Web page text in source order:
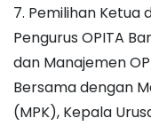
7. Pemilihan Ketua
Pengurus OPITA
dan Manajemen
Bersama dengan
(MPK), Kepala